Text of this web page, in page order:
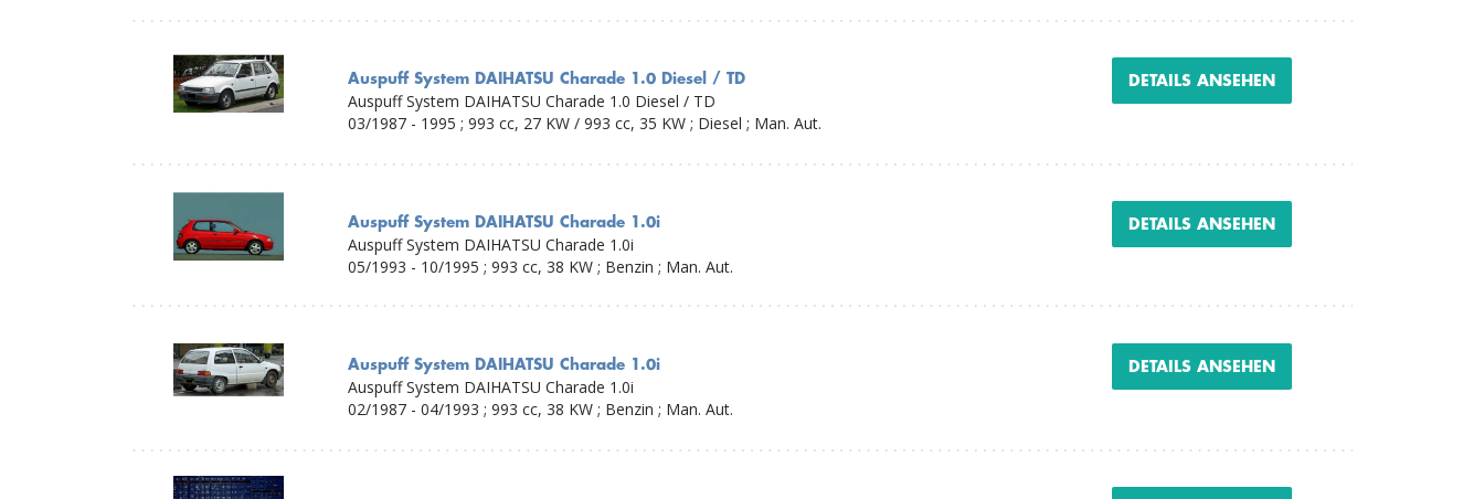
Auspuff System DAIHATSU Charade 1.0 Diesel / TD
Auspuff System DAIHATSU Charade 1.0 Diesel / TD
03/1987 - 1995 ; 993 cc, 27 KW / 993 cc, 35 KW ; Diesel ; Man. Aut.
DETAILS ANSEHEN
Auspuff System DAIHATSU Charade 1.0i
Auspuff System DAIHATSU Charade 1.0i
05/1993 - 10/1995 ; 993 cc, 38 KW ; Benzin ; Man. Aut.
DETAILS ANSEHEN
Auspuff System DAIHATSU Charade 1.0i
Auspuff System DAIHATSU Charade 1.0i
02/1987 - 04/1993 ; 993 cc, 38 KW ; Benzin ; Man. Aut.
DETAILS ANSEHEN